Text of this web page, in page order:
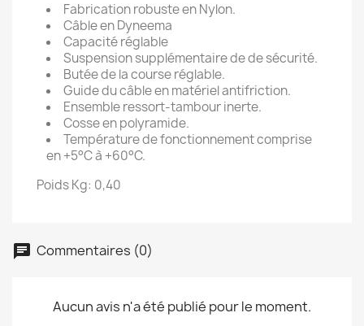
Fabrication robuste en Nylon.
Câble en Dyneema
Capacité réglable
Suspension supplémentaire de de sécurité.
Butée de la course réglable.
Guide du câble en matériel antifriction.
Ensemble ressort-tambour inerte.
Cosse en polyramide.
Température de fonctionnement comprise
en +5°C à +60°C.
Poids Kg: 0,40
Commentaires (0)
Aucun avis n'a été publié pour le moment.